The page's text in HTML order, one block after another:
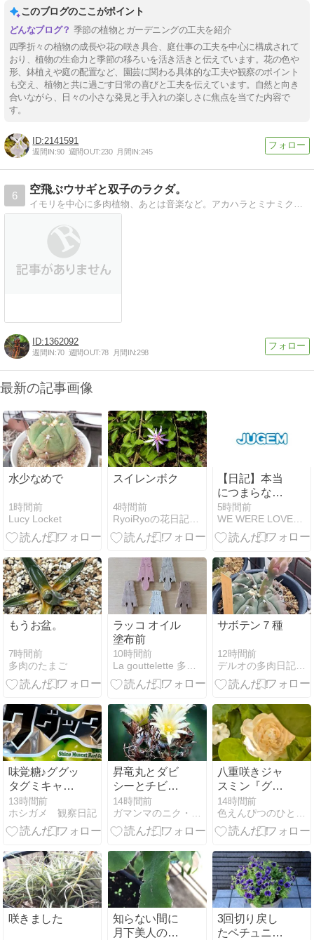
このブログのここがポイント
季節の植物とガーデニングの工夫を紹介
四季折々の植物の成長や花の咲き具合、庭仕事の工夫を中心に構成されて
おり、植物の生命力と季節の移ろいを活き活きと伝えています。花の色や
形、鉢植えや庭の配置など、園芸に関わる具体的な工夫や観察のポイント
も交え、植物と共に過ごす日常の喜びと工夫を伝えています。自然と向き
合いながら、日々の小さな発見と手入れの楽しさに焦点を当てた内容で
す。
2141591
週間IN:90 週間OUT:230 月間IN:245
6
空飛ぶウサギと双子のラクダ。
イモリを中心に多肉植物、あとは音楽など。アカハラとミナミクシイモリに囲まれたハッピーイモリライフです！
1362092
週間IN:70 週間OUT:78 月間IN:298
最新の記事画像
水少なめで
1時間前
Lucy Locket
スイレンボク
4時間前
RyoiRyoの花日記*Diario de flores
【日記】本当
につまらない
日記
2026/08/08
5時間前
WE WERE LOVERS。
もうお盆。
7時間前
多肉のたまご
ラッコ オイル
塗布前
10時間前
La gouttelette 多肉植物と木工のブログ
サボテン７種
12時間前
デルオの多肉日記 - 楽天ブログ
味覚糖♪ググッ
タグミキャデ
ィ(pq･v･)+°
13時間前
ホシガメ 観察日記
昇竜丸とダビ
シーとチビハ
ナキリンほか
14時間前
八重咲きジャ
スミン『グレ
イスフルレデ
ィジェイド』
とマランタ
ム』の小さな
花❀
14時間前
咲きました
知らない間に
月下美人の花
3回切り戻し
たペチュニ